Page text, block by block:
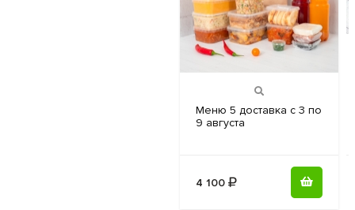
Меню 5 доставка с 3 по
9 августа
4 100